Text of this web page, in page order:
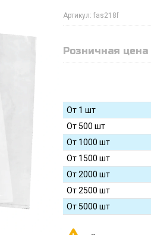
Артикул: fas218f
Розничная цена
От 1 шт
От 500 шт
От 1000 шт
От 1500 шт
От 2000 шт
От 2500 шт
От 5000 шт